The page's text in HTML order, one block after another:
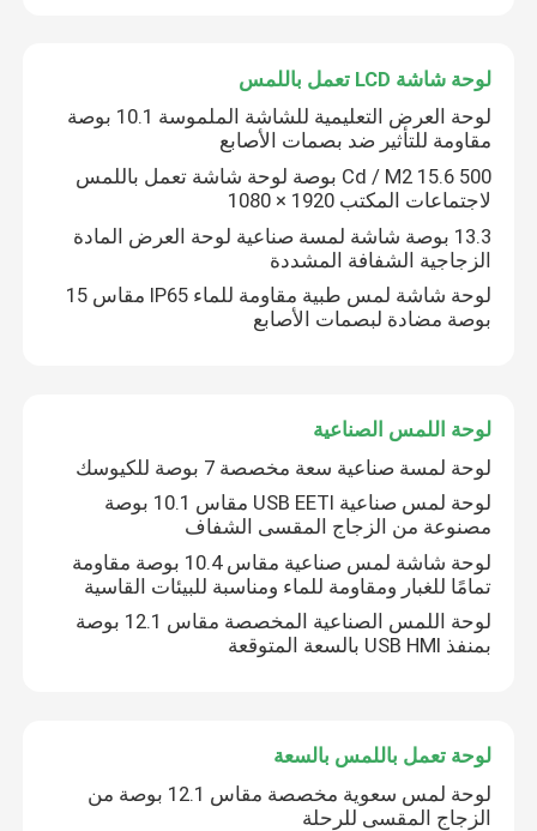
لوحة شاشة LCD تعمل باللمس
لوحة العرض التعليمية للشاشة الملموسة 10.1 بوصة
مقاومة للتأثير ضد بصمات الأصابع
500 Cd / M2 15.6 بوصة لوحة شاشة تعمل باللمس
لاجتماعات المكتب 1920 × 1080
13.3 بوصة شاشة لمسة صناعية لوحة العرض المادة
الزجاجية الشفافة المشددة
لوحة شاشة لمس طبية مقاومة للماء IP65 مقاس 15
بوصة مضادة لبصمات الأصابع
لوحة اللمس الصناعية
لوحة لمسة صناعية سعة مخصصة 7 بوصة للكيوسك
لوحة لمس صناعية USB EETI مقاس 10.1 بوصة
مصنوعة من الزجاج المقسى الشفاف
لوحة شاشة لمس صناعية مقاس 10.4 بوصة مقاومة
تمامًا للغبار ومقاومة للماء ومناسبة للبيئات القاسية
لوحة اللمس الصناعية المخصصة مقاس 12.1 بوصة
بمنفذ USB HMI بالسعة المتوقعة
لوحة تعمل باللمس بالسعة
لوحة لمس سعوية مخصصة مقاس 12.1 بوصة من
الزجاج المقسى للرحلة